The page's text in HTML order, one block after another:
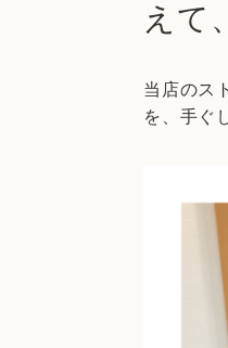
えて
当店のス
を、手ぐ